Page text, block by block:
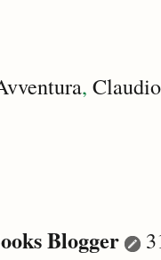
,
Blogger